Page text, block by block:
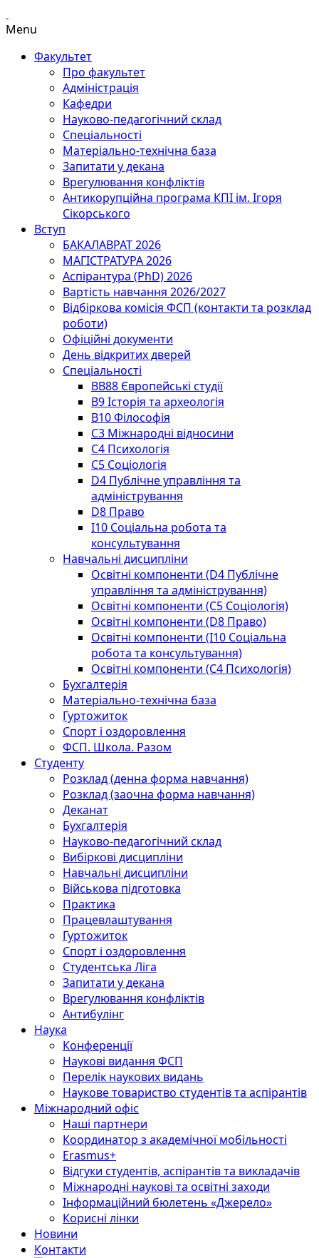
Menu
Факультет
Про факультет
Адміністрація
Кафедри
Науково-педагогічний склад
Спеціальності
Матеріально-технічна база
Запитати у декана
Врегулювання конфліктів
Антикорупційна програма КПІ ім. Ігоря
Сікорського
Вступ
БАКАЛАВРАТ 2026
МАГІСТРАТУРА 2026
Аспірантура (PhD) 2026
Вартість навчання 2026/2027
Відбіркова комісія ФСП (контакти та розклад
роботи)
Офіційні документи
День відкритих дверей
Спеціальності
BВ88 Європейські студії
B9 Історія та археологія
B10 Філософія
C3 Міжнародні відносини
C4 Психологія
С5 Соціологія
D4 Публічне управління та
адміністрування
D8 Право
I10 Соціальна робота та
консультування
Навчальні дисципліни
Освітні компоненти (D4 Публічне
управління та адміністрування)
Освітні компоненти (С5 Соціологія)
Освітні компоненти (D8 Право)
Освітні компоненти (I10 Соціальна
робота та консультування)
Освітні компоненти (С4 Психологія)
Бухгалтерія
Матеріально-технічна база
Гуртожиток
Спорт і оздоровлення
ФСП. Школа. Разом
Студенту
Розклад (денна форма навчання)
Розклад (заочна форма навчання)
Деканат
Бухгалтерія
Науково-педагогічний склад
Вибіркові дисципліни
Навчальні дисципліни
Військова підготовка
Практика
Працевлаштування
Гуртожиток
Спорт і оздоровлення
Студентська Ліга
Запитати у декана
Врегулювання конфліктів
Антибулінг
Наука
Конференції
Наукові видання ФСП
Перелік наукових видань
Наукове товариство студентів та аспірантів
Міжнародний офіс
Наші партнери
Координатор з академічної мобільності
Erasmus+
Відгуки студентів, аспірантів та викладачів
Міжнародні наукові та освітні заходи
Інформаційний бюлетень «Джерело»
Корисні лінки
Новини
Контакти